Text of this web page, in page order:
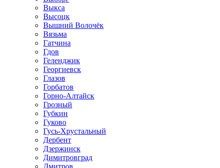
Выкса
Высоцк
Вышний Волочёк
Вязьма
Гатчина
Гдов
Геленджик
Георгиевск
Глазов
Горбатов
Горно-Алтайск
Грозный
Губкин
Гуково
Гусь-Хрустальный
Дербент
Дзержинск
Димитровград
Дмитров